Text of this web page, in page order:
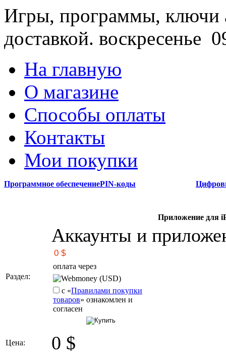
Игры, программы, ключи
доставкой. воскресенье
На главную
О магазине
Способы оплаты
Контакты
Мои покупки
Программное обеспечениеPIN-коды
Приложение для
Раздел:
Аккаунты и
оплата через
Webmoney (USD)
с «Правилами покупки
товаров» ознакомлен и
согласен
Цена: 0 $